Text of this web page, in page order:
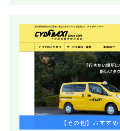
【その他】おすす